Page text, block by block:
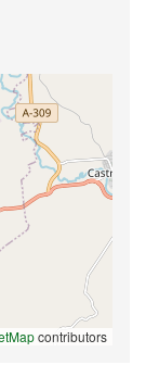
contributors